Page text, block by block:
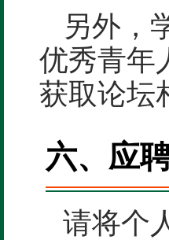
另外，
优秀青年
获取论坛
六、应
请将个